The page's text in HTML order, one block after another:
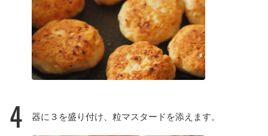
4 器に３を盛り付け、粒マスタードを添えます。